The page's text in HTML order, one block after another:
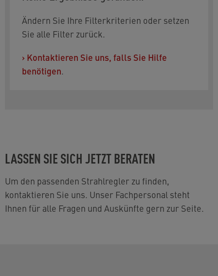
Klicken Sie auf "Weitere Informationen", um
Zeichnungen, Datenblätter und Informationen
über Zulassungen zu finden.
Brauchen Sie Hilfe bei der Auswahl? Die
Ändern Sie Ihre Filterkriterien oder setzen
Sie alle Filter zurück.
› Kontaktieren Sie uns, falls Sie Hilfe
benötigen.
LASSEN SIE SICH JETZT BERATEN
Um den passenden Strahlregler zu finden,
kontaktieren Sie uns. Unser Fachpersonal steht
Ihnen für alle Fragen und Auskünfte gern zur Seite.